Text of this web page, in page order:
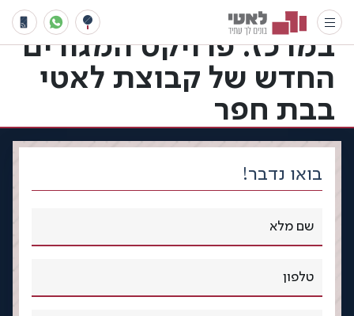
לחיות בכפר, להרגיש
במרכז: פרויקט המגורים
החדש של קבוצת לאטי
בבת חפר
בואו נדבר!